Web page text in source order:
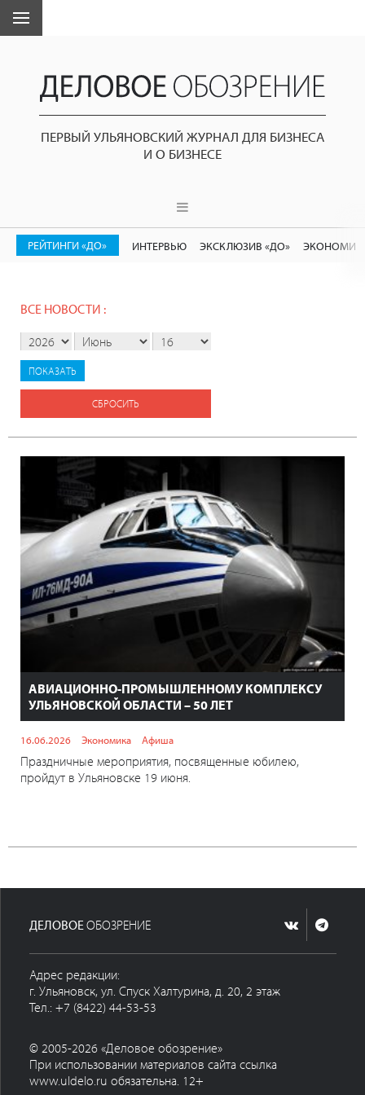
ПЕРВЫЙ УЛЬЯНОВСКИЙ ЖУРНАЛ ДЛЯ БИЗНЕСА
И О БИЗНЕСЕ
РЕЙТИНГИ «ДО» ИНТЕРВЬЮ ЭКСКЛЮЗИВ «ДО»
ВСЕ НОВОСТИ :
СБРОСИТЬ
АВИАЦИОННО-ПРОМЫШЛЕННОМУ КОМПЛЕКСУ
УЛЬЯНОВСКОЙ ОБЛАСТИ – 50 ЛЕТ
16.06.2026 Экономика Афиша
Праздничные мероприятия, посвященные юбилею,
пройдут в Ульяновске 19 июня.
ДЕЛОВОЕОБОЗРЕНИЕ
Адрес редакции:
г. Ульяновск, ул. Спуск Халтурина, д. 20, 2 этаж
Тел.: +7 (8422) 44-53-53
© 2005-2026 «Деловое обозрение»
При использовании материалов сайта ссылка
www.uldelo.ru обязательна. 12+